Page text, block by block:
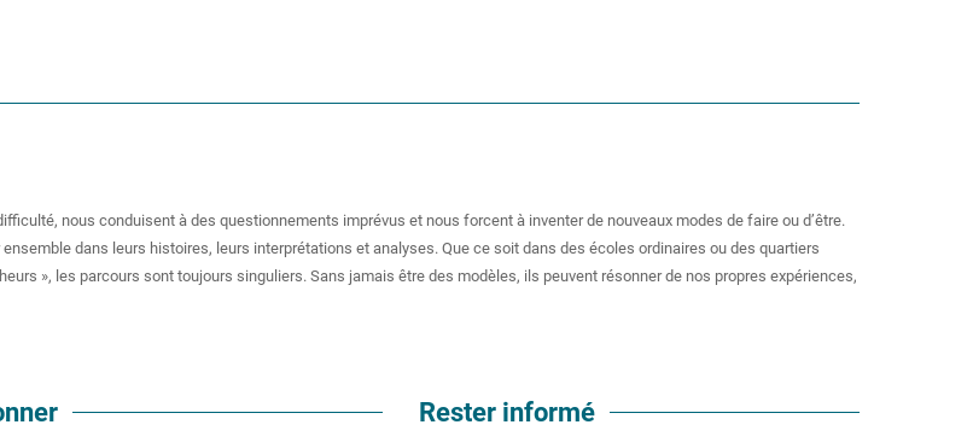
nous conduisent à des questionnements imprévus et nous forcent à inventer de nouveaux modes de faire ou d’être.
dans leurs histoires, leurs interprétations et analyses. Que ce soit dans des écoles ordinaires ou des quartiers
», les parcours sont toujours singuliers. Sans jamais être des modèles, ils peuvent résonner de nos propres expériences,
Rester informé